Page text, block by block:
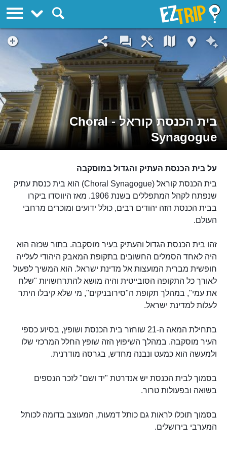
בית הכנסת קוראל - Choral
Synagogue
על בית הכנסת העתיק והגדול במוסקבה
בית הכנסת קוראל (Choral Synagogue) הוא בית כנסת עתיק
שנפתח לקהל המתפללים בשנת 1906. מאז היווסדו ביקרו
בבית הכנסת הזה יהודים רבים, כולל ידועים ומוכרים מרחבי
העולם.
זהו בית הכנסת הגדול והעתיק בעיר מוסקבה. בתור שכזה הוא
היה לאחד הסמלים החשובים בתקופת המאבק היהודי לעלייה
חופשית מברית המועצות אל מדינת ישראל. הוא המשיך לפעול
לאורך כל התקופה הסובייטית והיה מושא להתרחשויות "שלח
את עמי", במהלך תקופת ה"סירובניקים", מי שלא קיבלו היתר
לעלות למדינת ישראל.
בתחילת המאה ה-21 שוחזר בית הכנסת ושופץ, בסיוע כספי
העיר מוסקבה. במהלך השיפוץ הזה שופץ החלל המרכזי שלו
ולמעשה הוא כמעט ונבנה מחדש, בגרסה מודרנית.
בסמוך לבית הכנסת יש אנדרטת "יד ושם" לזכר הנספים
בשואה ובפעולות טרור.
בסמוך תוכלו לראות גם כותל דמעות, המעוצב בדומה לכותל
המערבי בירושלים.
EZTrip